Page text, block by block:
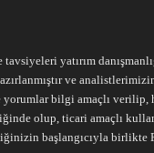
yatırım
ve
bilgi amaçlı verilip,
olup, ticari amaçlı
başlangıcıyla birlikte